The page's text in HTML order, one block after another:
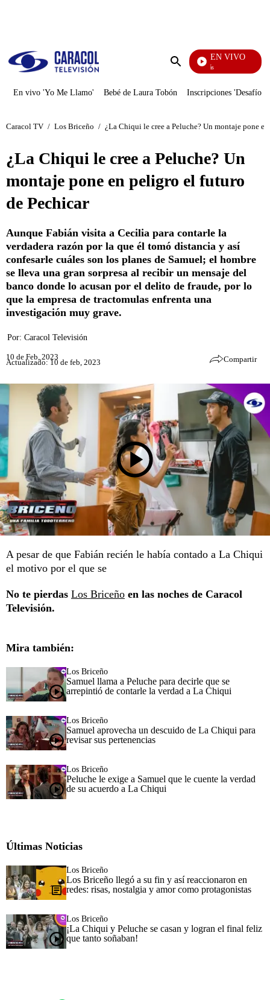
Enviar
EN VIVO
También Caerás
En vivo 'Yo Me Llamo' Bebé de Laura Tobón Inscripciones 'Desafío'
Caracol TV / Los Briceño / ¿La Chiqui le cree a Peluche? Un montaje pone
¿La Chiqui le cree a Peluche? Un
montaje pone en peligro el futuro
de Pechicar
Aunque Fabián visita a Cecilia para contarle la
verdadera razón por la que él tomó distancia y así
confesarle cuáles son los planes de Samuel; el hombre
se lleva una gran sorpresa al recibir un mensaje del
banco donde lo acusan por el delito de fraude, por lo
que la empresa de tractomulas enfrenta una
investigación muy grave.
Por: Caracol Televisión
10 de Feb, 2023
Actualizado: 10 de feb, 2023 Compartir
A pesar de que Fabián recién le había contado a La Chiqui
el motivo por el que se
No te pierdas Los Briceño en las noches de Caracol
Televisión.
Mira también:
Los Briceño
Samuel llama a Peluche para decirle que se
arrepintió de contarle la verdad a La Chiqui
Los Briceño
Samuel aprovecha un descuido de La Chiqui para
revisar sus pertenencias
Los Briceño
Peluche le exige a Samuel que le cuente la verdad
de su acuerdo a La Chiqui
Últimas Noticias
Los Briceño
Los Briceño llegó a su fin y así reaccionaron en
redes: risas, nostalgia y amor como protagonistas
Los Briceño
¡La Chiqui y Peluche se casan y logran el final feliz
que tanto soñaban!